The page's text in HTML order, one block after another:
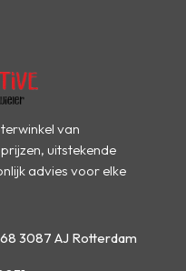
van
uitstekende
advies voor elke
3087 AJ Rotterdam